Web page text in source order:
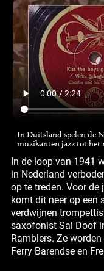
In Duitsland spelen de
muzikanten jazz tot het
In de loop van 1941
in Nederland
op te treden. Voor
komt dit neer op een
verdwijnen
saxofonist Sal Doof
Ramblers. Ze
Ferry Barendse en